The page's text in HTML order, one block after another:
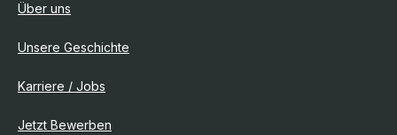
Über uns
Unsere Geschichte
Karriere / Jobs
Jetzt Bewerben